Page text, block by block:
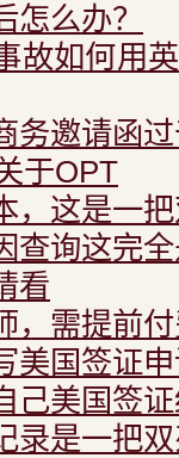
么办？
故如何用
务邀请函
于OPT
，这是一
查询这完
看
，需提前
美国签证
己美国签
录是一把